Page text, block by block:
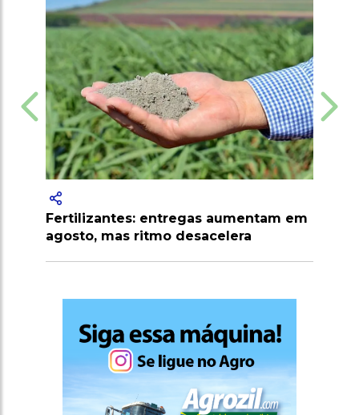
aumentam em
Fendt: tecnologia alemã
produtividade do agro em
etapas da safra